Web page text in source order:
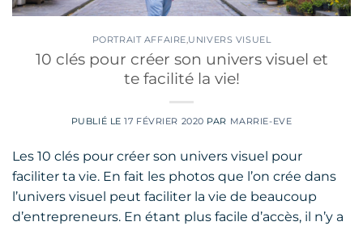
PORTRAIT AFFAIRE,UNIVERS VISUEL
10 clés pour créer son univers visuel et
te facilité la vie!
PUBLIÉ LE17 FÉVRIER 2020 PAR MARRIE-EVE
Les 10 clés pour créer son univers visuel pour
faciliter ta vie. En fait les photos que l’on crée dans
l’univers visuel peut faciliter la vie de beaucoup
d’entrepreneurs. En étant plus facile d’accès, il n’y a